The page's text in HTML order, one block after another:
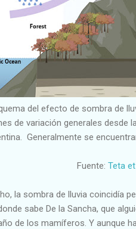
del efecto de sombra de
de variación generales desde
Generalmente se
Fuente: Teta et
la sombra de lluvia coincidía
sabe De la Sancha, que
de los mamíferos. Y aunque